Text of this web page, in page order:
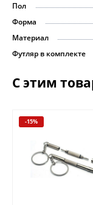
Пол
Форма
Материал
Футляр в комплекте
С этим
-15%